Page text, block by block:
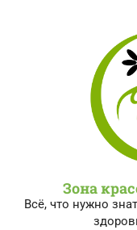
Зона
Всё, что нужно